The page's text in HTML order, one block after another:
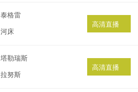
泰格雷
河床
高清直播
塔勒瑞斯
拉努斯
高清直播